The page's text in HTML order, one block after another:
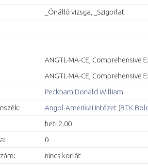
_Önálló vizsga, _Szigorlat
ANGTL-MA-CE, Comprehensive
ANGTL-MA-CE, Comprehensive
Peckham Donald William
Angol-Amerikai Intézet (BTK
heti 2.00
0
nincs korlát